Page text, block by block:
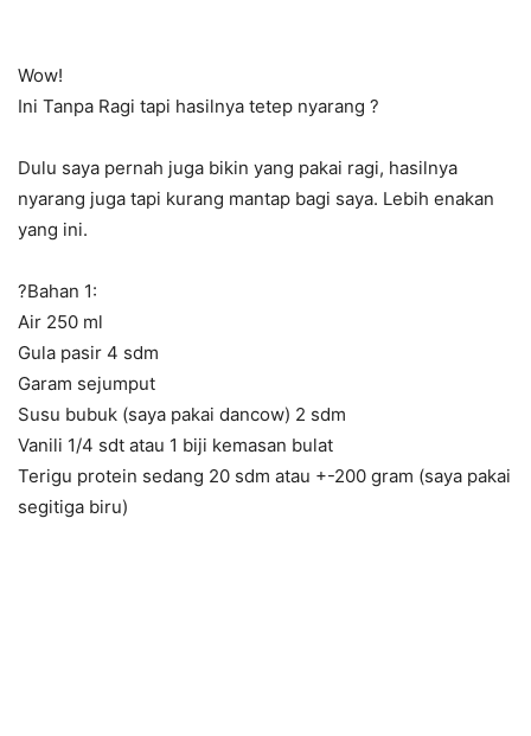
Wow!
Ini Tanpa Ragi tapi hasilnya tetep nyarang ?
Dulu saya pernah juga bikin yang pakai ragi, hasilnya
nyarang juga tapi kurang mantap bagi saya. Lebih enakan
yang ini.
?Bahan 1:
Air 250 ml
Gula pasir 4 sdm
Garam sejumput
Susu bubuk (saya pakai dancow) 2 sdm
Vanili 1/4 sdt atau 1 biji kemasan bulat
Terigu protein sedang 20 sdm atau +-200 gram (saya pakai
segitiga biru)